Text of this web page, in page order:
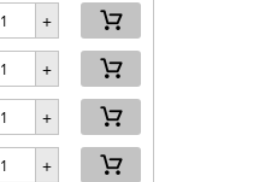
+
+
+
+